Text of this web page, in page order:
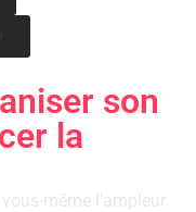
son
la
même l’ampleur